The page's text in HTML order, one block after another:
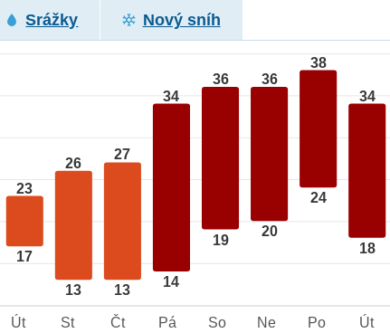
Srážky Nový sníh
23
17
26
13
27
13
34
14
36
19
36
20
38
24
34
18
Út St Čt Pá So Ne Po Út